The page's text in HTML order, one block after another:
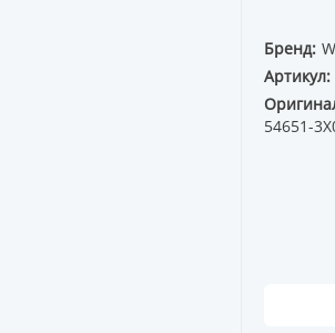
Бренд:
Артикул:
54651-